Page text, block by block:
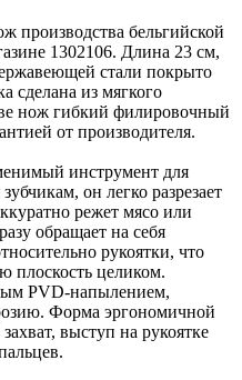
бельгийской
1302106. Длина 23 см,
стали покрыто
сделана из мягкого
нож гибкий филировочный
от производителя.
инструмент для
он легко разрезает
режет мясо или
обращает на себя
рукоятки, что
плоскость целиком.
PVD-напылением,
Форма эргономичной
выступ на рукоятке